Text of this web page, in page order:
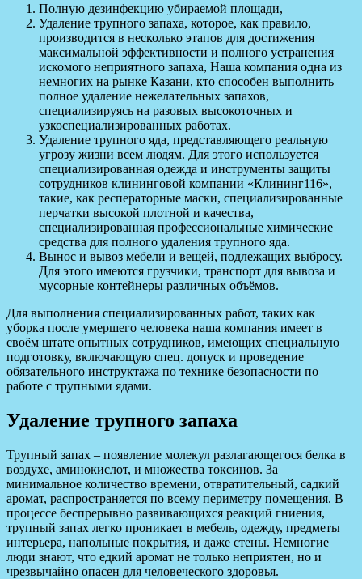
Полную дезинфекцию убираемой площади,
Удаление трупного запаха, которое, как правило,
производится в несколько этапов для достижения
максимальной эффективности и полного устранения
искомого неприятного запаха, Наша компания одна из
немногих на рынке Казани, кто способен выполнить
полное удаление нежелательных запахов,
специализируясь на разовых высокоточных и
узкоспециализированных работах.
Удаление трупного яда, представляющего реальную
угрозу жизни всем людям. Для этого используется
специализированная одежда и инструменты защиты
сотрудников клининговой компании «Клининг116»,
такие, как респераторные маски, специализированные
перчатки высокой плотной и качества,
специализированная профессиональные химические
средства для полного удаления трупного яда.
Вынос и вывоз мебели и вещей, подлежащих выбросу.
Для этого имеются грузчики, транспорт для вывоза и
мусорные контейнеры различных объёмов.
Для выполнения специализированных работ, таких как
уборка после умершего человека наша компания имеет в
своём штате опытных сотрудников, имеющих специальную
подготовку, включающую спец. допуск и проведение
обязательного инструктажа по технике безопасности по
работе с трупными ядами.
Удаление трупного запаха
Трупный запах – появление молекул разлагающегося белка в
воздухе, аминокислот, и множества токсинов. За
минимальное количество времени, отвратительный, садкий
аромат, распространяется по всему периметру помещения. В
процессе беспрерывно развивающихся реакций гниения,
трупный запах легко проникает в мебель, одежду, предметы
интерьера, напольные покрытия, и даже стены. Немногие
люди знают, что едкий аромат не только неприятен, но и
чрезвычайно опасен для человеческого здоровья.